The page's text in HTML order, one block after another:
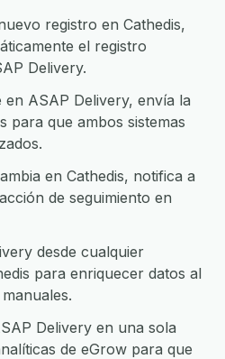
registro en Cathedis,
el registro
Delivery.
ASAP Delivery, envía la
para que ambos sistemas
en Cathedis, notifica a
de seguimiento en
desde cualquier
para enriquecer datos al
Delivery en una sola
de eGrow para que